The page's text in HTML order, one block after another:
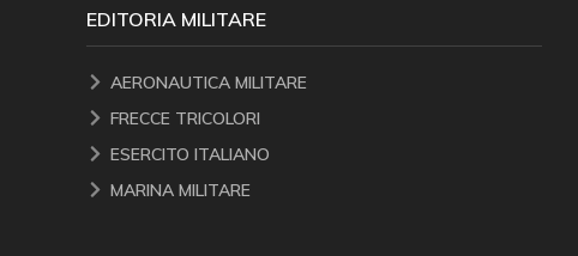
EDITORIA MILITARE
AERONAUTICA MILITARE
FRECCE TRICOLORI
ESERCITO ITALIANO
MARINA MILITARE